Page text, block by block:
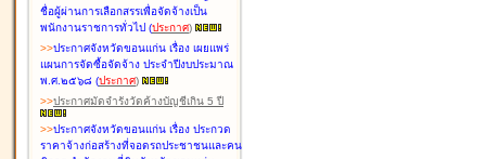
ชื่อผู้ผ่านการเลือกสรรเพื่อจัดจ้างเป็น
พนักงานราชการทั่วไป (ประกาศ)
>>ประกาศจังหวัดขอนแก่น เรื่อง เผยแพร่
แผนการจัดซื้อจัดจ้าง ประจำปีงบประมาณ
พ.ศ.๒๕๖๘ (ประกาศ)
>>ประกาศมัดจำรังวัดค้างบัญชีเกิน 5 ปี
>>ประกาศจังหวัดขอนแก่น เรื่อง ประกวด
ราคาจ้างก่อสร้างที่จอดรถประชาชนและคน